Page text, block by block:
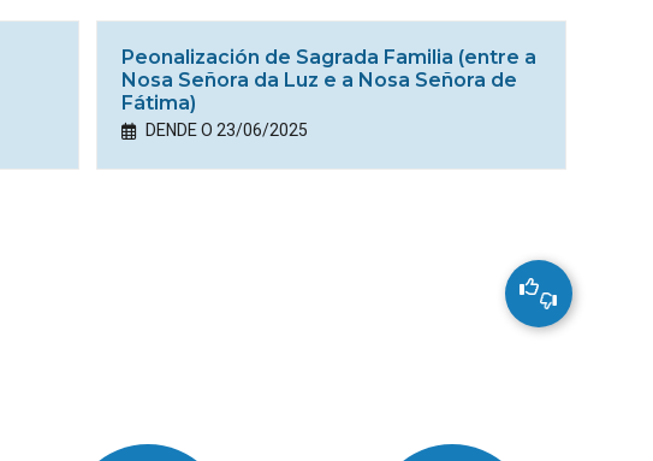
Peonalización de Sagrada Familia (entre a
Nosa Señora da Luz e a Nosa Señora de
Fátima)
DENDE O 23/06/2025